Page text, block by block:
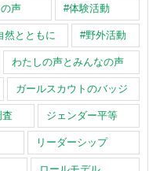
声 #体験活動
然とともに #野外活動
わたしの声とみんなの声
ガールスカウトのバッジ
ジェンダー平等
リーダーシップ